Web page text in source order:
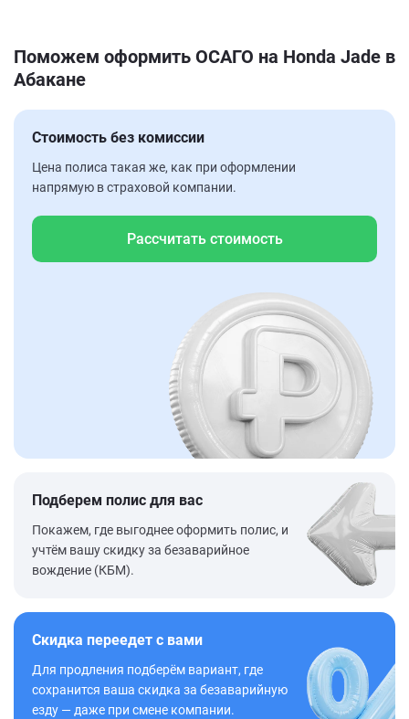
Поможем оформить ОСАГО на Honda Jade в
Абакане
Стоимость без комиссии
Цена полиса такая же, как при оформлении
напрямую в страховой компании.
Рассчитать стоимость
Подберем полис для вас
Покажем, где выгоднее оформить полис, и
учтём вашу скидку за безаварийное
вождение (КБМ).
Скидка переедет с вами
Для продления подберём вариант, где
сохранится ваша скидка за безаварийную
езду — даже при смене компании.